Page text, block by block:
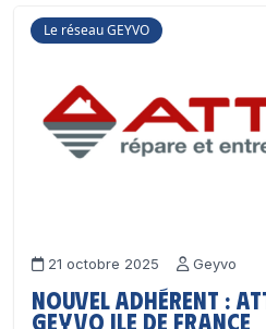
Le réseau GEYVO
21 octobre 2025 Geyvo
Nouvel adhérent :
GEYVO Ile de France